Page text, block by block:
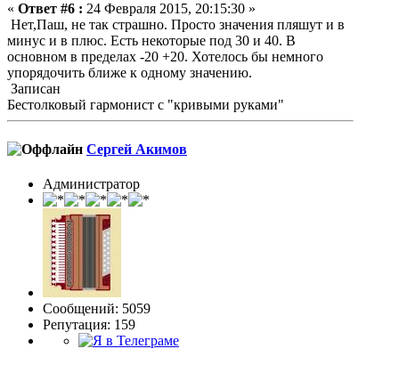
« Ответ #6 : 24 Февраля 2015, 20:15:30 »
Нет,Паш, не так страшно. Просто значения пляшут и в
минус и в плюс. Есть некоторые под 30 и 40. В
основном в пределах -20 +20. Хотелось бы немного
упорядочить ближе к одному значению.
Записан
Бестолковый гармонист с "кривыми руками"
Сергей Акимов
Администратор
Сообщений: 5059
Репутация: 159